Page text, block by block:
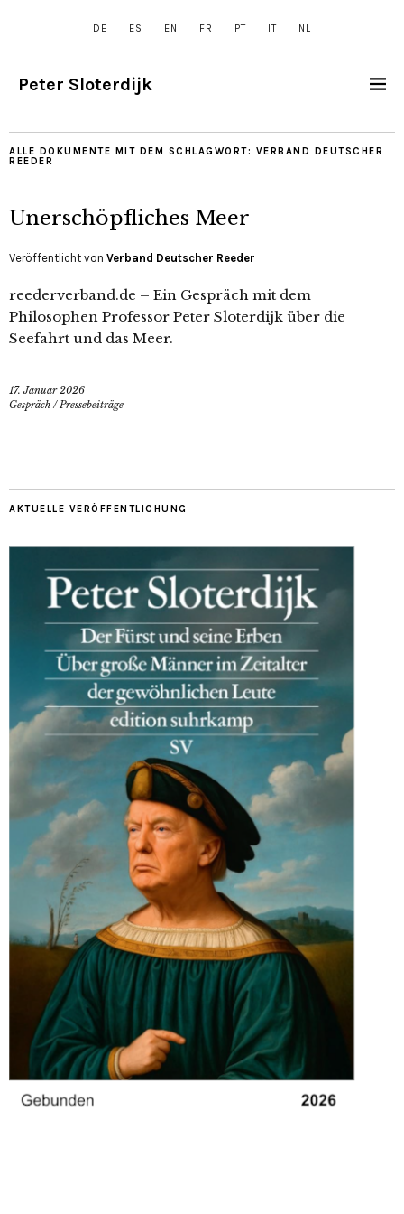
DE ES EN FR PT IT NL
Peter Sloterdijk
ALLE DOKUMENTE MIT DEM SCHLAGWORT: VERBAND DEUTSCHER
REEDER
Unerschöpfliches Meer
Veröffentlicht von Verband Deutscher Reeder
reederverband.de – Ein Gespräch mit dem
Philosophen Professor Peter Sloterdijk über die
Seefahrt und das Meer.
17. Januar 2026
Gespräch /Pressebeiträge
AKTUELLE VERÖFFENTLICHUNG